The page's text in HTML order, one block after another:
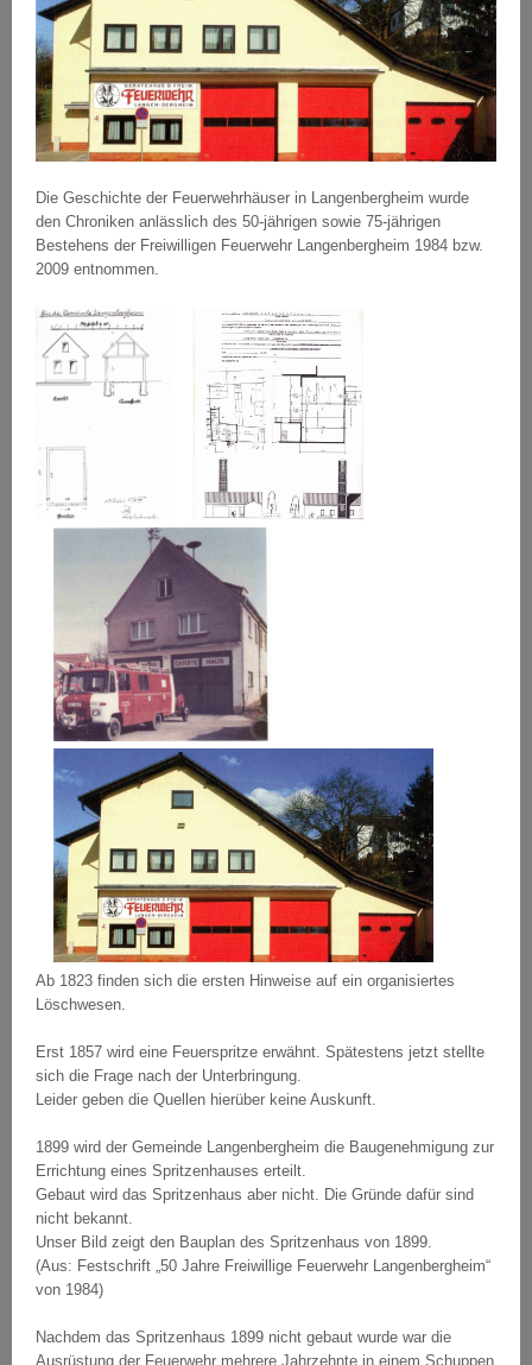
Die Geschichte der Feuerwehrhäuser in Langenbergheim wurde
den Chroniken anlässlich des 50-jährigen sowie 75-jährigen
Bestehens der Freiwilligen Feuerwehr Langenbergheim 1984 bzw.
2009 entnommen.
Ab 1823 finden sich die ersten Hinweise auf ein organisiertes
Löschwesen.
Erst 1857 wird eine Feuerspritze erwähnt. Spätestens jetzt stellte
sich die Frage nach der Unterbringung.
Leider geben die Quellen hierüber keine Auskunft.
1899 wird der Gemeinde Langenbergheim die Baugenehmigung zur
Errichtung eines Spritzenhauses erteilt.
Gebaut wird das Spritzenhaus aber nicht. Die Gründe dafür sind
nicht bekannt.
Unser Bild zeigt den Bauplan des Spritzenhaus von 1899.
(Aus: Festschrift „50 Jahre Freiwillige Feuerwehr Langenbergheim“
von 1984)
Nachdem das Spritzenhaus 1899 nicht gebaut wurde war die
Ausrüstung der Feuerwehr mehrere Jahrzehnte in einem Schuppen